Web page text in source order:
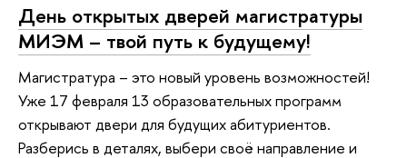
День открытых дверей магистратуры
МИЭМ – твой путь к будущему!
Магистратура – это новый уровень возможностей!
Уже 17 февраля 13 образовательных программ
открывают двери для будущих абитуриентов.
Разберись в деталях, выбери своё направление и